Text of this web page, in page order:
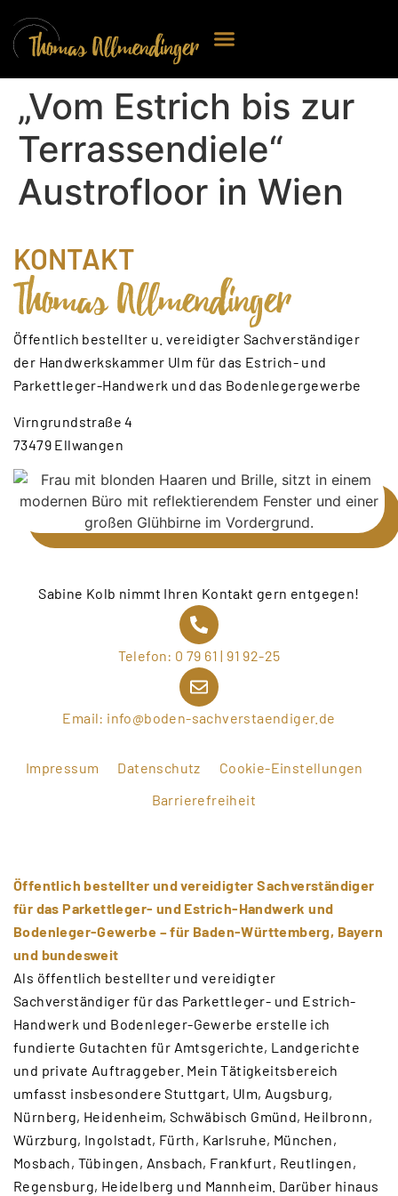
„Vom Estrich bis zur
Terrassendiele“
Austrofloor in Wien
KONTAKT
Öffentlich bestellter u. vereidigter Sachverständiger
der Handwerkskammer Ulm für das Estrich- und
Parkettleger-Handwerk und das Bodenlegergewerbe
Virngrundstraße 4
73479 Ellwangen
Sabine Kolb nimmt Ihren Kontakt gern entgegen!
Telefon: 0 79 61 | 91 92-25
Email: info@boden-sachverstaendiger.de
Impressum Datenschutz
Cookie-Einstellungen
Barrierefreiheit
Öffentlich bestellter und vereidigter Sachverständiger
für das Parkettleger- und Estrich-Handwerk und
Bodenleger-Gewerbe – für Baden-Württemberg, Bayern
und bundesweit
Als öffentlich bestellter und vereidigter
Sachverständiger für das Parkettleger- und Estrich-
Handwerk und Bodenleger-Gewerbe erstelle ich
fundierte Gutachten für Amtsgerichte, Landgerichte
und private Auftraggeber. Mein Tätigkeitsbereich
umfasst insbesondere Stuttgart, Ulm, Augsburg,
Nürnberg, Heidenheim, Schwäbisch Gmünd, Heilbronn,
Würzburg, Ingolstadt, Fürth, Karlsruhe, München,
Mosbach, Tübingen, Ansbach, Frankfurt, Reutlingen,
Regensburg, Heidelberg und Mannheim. Darüber hinaus